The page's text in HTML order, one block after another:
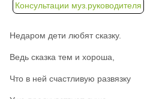
Консультации муз.руководителя
Недаром дети любят сказку.
Ведь сказка тем и хороша,
Что в ней счастливую развязку